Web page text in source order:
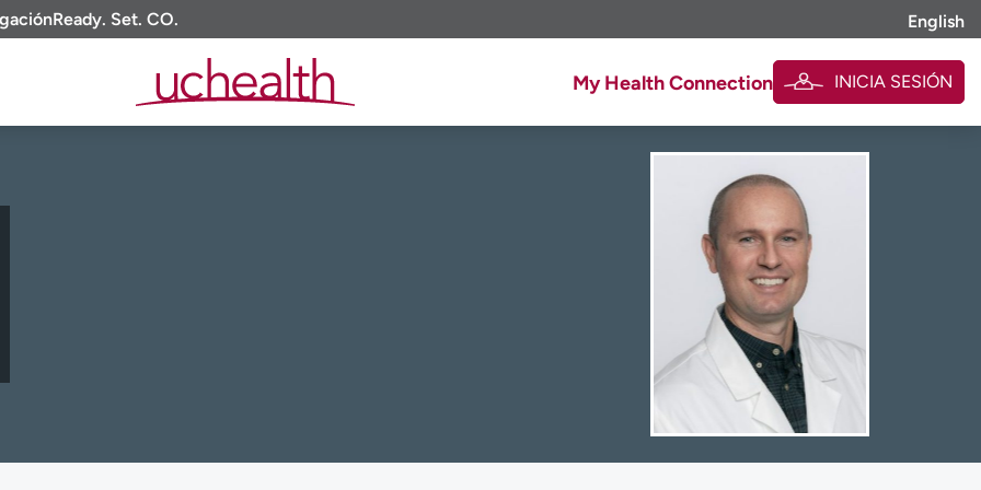
Ready. Set. CO. English
My Health Connection INICIA SESIÓN